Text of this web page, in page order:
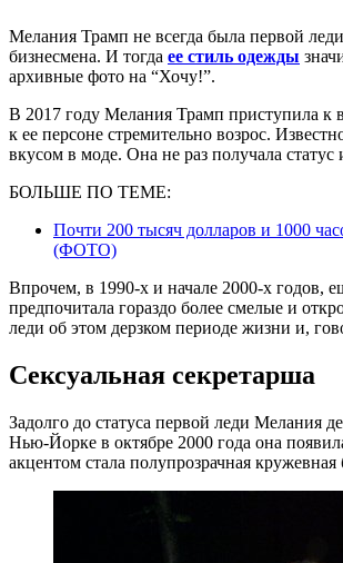
Мелания Трамп не всегда была первой леди США. До 2017 года она была моделью, светской львицей и женой
бизнесмена. И тогда ее стиль одежды
архивные фото на “Хочу!”.
В 2017 году Мелания Трамп приступила к
к ее персоне стремительно возрос.
вкусом в моде. Она не раз получала статус
БОЛЬШЕ ПО ТЕМЕ:
Почти 200 тысяч долларов и 1000
(ФОТО)
Впрочем, в 1990-х и начале 2000-х годов,
предпочитала гораздо более смелые и
леди об этом дерзком периоде жизни и,
Сексуальная секретарша
Задолго до статуса первой леди Мелания
Нью-Йорке в октябре 2000 года она
акцентом стала полупрозрачная